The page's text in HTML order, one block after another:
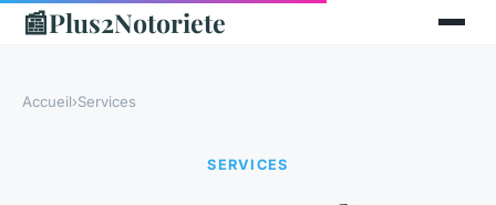
📰Plus2Notoriete
Accueil›Services
SERVICES